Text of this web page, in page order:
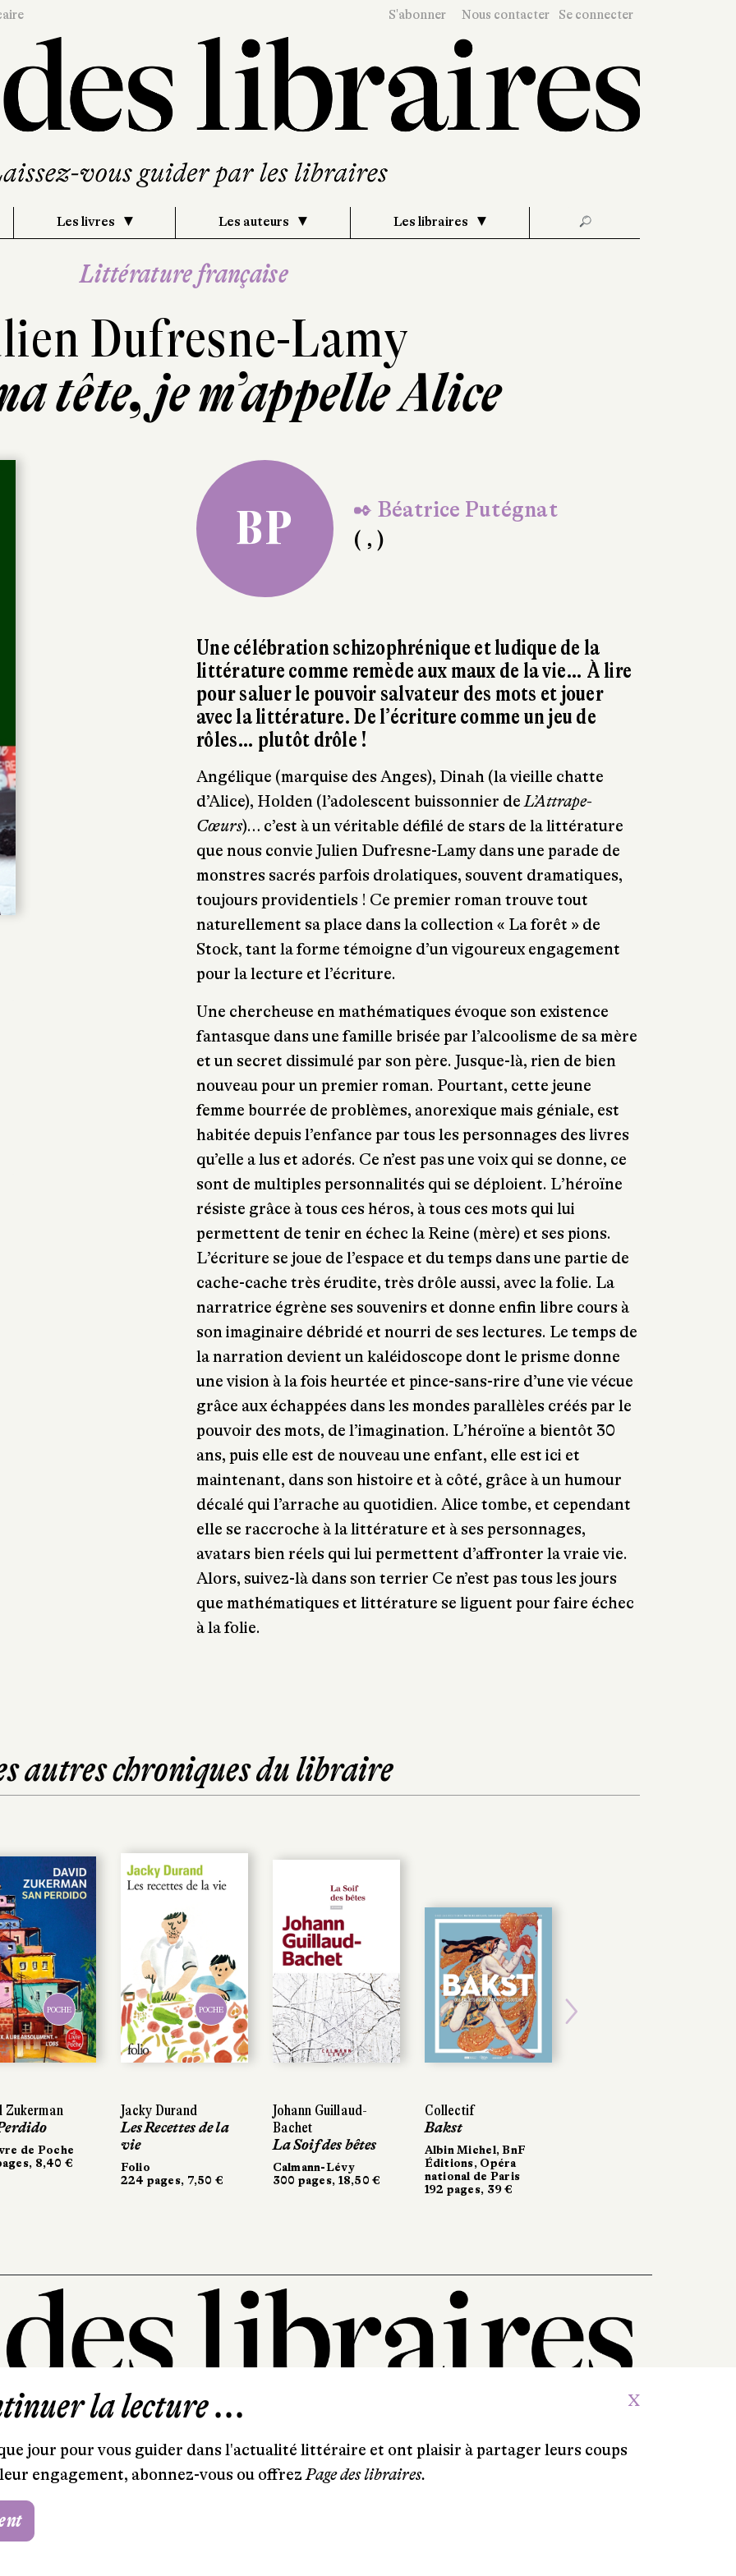
S'abonner Nous contacter Se connecter
Les livres Les auteurs Les libraires 🔎
Littérature française
Dufresne-Lamy
tête, je m’appelle Alice
BP
✒ Béatrice Putégnat
( , )
Une célébration schizophrénique et ludique de la
littérature comme remède aux maux de la vie… À lire
pour saluer le pouvoir salvateur des mots et jouer
avec la littérature. De l’écriture comme un jeu de
rôles… plutôt drôle !
Angélique (marquise des Anges), Dinah (la vieille chatte
d’Alice), Holden (l’adolescent buissonnier deL’Attrape-
Cœurs)… c’est à un véritable défilé de stars de la littérature
que nous convie Julien Dufresne-Lamy dans une parade de
monstres sacrés parfois drolatiques, souvent dramatiques,
toujours providentiels ! Ce premier roman trouve tout
naturellement sa place dans la collection « La forêt » de
Stock, tant la forme témoigne d’un vigoureux engagement
pour la lecture et l’écriture.
Une chercheuse en mathématiques évoque son existence
fantasque dans une famille brisée par l’alcoolisme de sa mère
et un secret dissimulé par son père. Jusque-là, rien de bien
nouveau pour un premier roman. Pourtant, cette jeune
femme bourrée de problèmes, anorexique mais géniale, est
habitée depuis l’enfance par tous les personnages des livres
qu’elle a lus et adorés. Ce n’est pas une voix qui se donne, ce
sont de multiples personnalités qui se déploient. L’héroïne
résiste grâce à tous ces héros, à tous ces mots qui lui
permettent de tenir en échec la Reine (mère) et ses pions.
L’écriture se joue de l’espace et du temps dans une partie de
cache-cache très érudite, très drôle aussi, avec la folie. La
narratrice égrène ses souvenirs et donne enfin libre cours à
son imaginaire débridé et nourri de ses lectures. Le temps de
la narration devient un kaléidoscope dont le prisme donne
une vision à la fois heurtée et pince-sans-rire d’une vie vécue
grâce aux échappées dans les mondes parallèles créés par le
pouvoir des mots, de l’imagination. L’héroïne a bientôt 30
ans, puis elle est de nouveau une enfant, elle est ici et
maintenant, dans son histoire et à côté, grâce à un humour
décalé qui l’arrache au quotidien. Alice tombe, et cependant
elle se raccroche à la littérature et à ses personnages,
avatars bien réels qui lui permettent d’affronter la vraie vie.
Alors, suivez-là dans son terrier Ce n’est pas tous les jours
que mathématiques et littérature se liguent pour faire échec
à la folie.
autres chroniques du libraire
POCHE
de Poche
8,40 €
POCHE
Jacky Durand
Les Recettes de la
vie
Folio
224 pages, 7,50 €
Johann Guillaud-
Bachet
La Soif des bêtes
Calmann-Lévy
300 pages, 18,50 €
Collectif
Bakst
Albin Michel, BnF
Éditions, Opéra
national de Paris
192 pages, 39 €
POCHE
de Poche
8,40 €
POCHE
Jacky Durand
Les Recettes de la
vie
Folio
224 pages, 7,50 €
Johann Guillaud-
Bachet
La Soif des bêtes
Calmann-Lévy
300 pages, 18,50 €
Collectif
Bakst
Albin Michel, BnF
Éditions, Opéra
national de Paris
192 pages, 39 €
75009 Paris
T. 01 44 41 97 20
la lecture ... X
jour pour vous guider dans l'actualité littéraire et ont plaisir à partager leurs coups
engagement, abonnez-vous ou offrezPage des libraires.